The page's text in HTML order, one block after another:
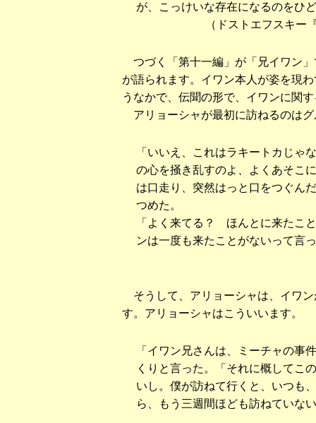
が、こっけいな存在になるのをひ
（ドストエフスキ
つづく「第十一編」が「兄イワン
が語られます。イワン本人が姿を現
うなかで、伝聞の形で、イワンに関
アリョーシャが最初に訪ねるのは
「いいえ、これはラキートカじゃ
の心を掻き乱すのよ、よくあそこ
は口走り、突然はっと口をつぐん
つめた。
「よく来てる？ ほんとに来たこ
ンは一度も来たことがないって言
そうして、アリョーシャは、イワ
す。アリョーシャはこういいます。
「イワン兄さんは、ミーチャの事
くりと言った。「それに概してこ
いし。僕が訪ねて行くと、いつも
ら、もう三週間ほども訪ねていな